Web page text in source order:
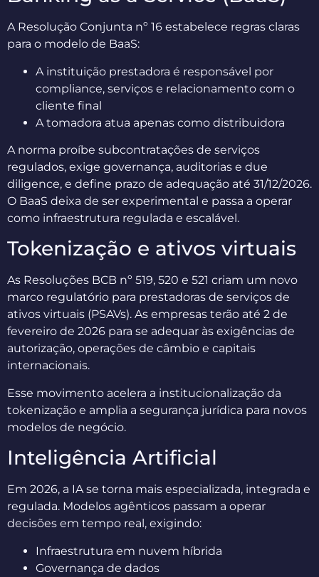
A Resolução Conjunta nº 16 estabelece regras claras
para o modelo de BaaS:
A instituição prestadora é responsável por
compliance, serviços e relacionamento com o
cliente final
A tomadora atua apenas como distribuidora
A norma proíbe subcontratações de serviços
regulados, exige governança, auditorias e due
diligence, e define prazo de adequação até 31/12/2026.
O BaaS deixa de ser experimental e passa a operar
como infraestrutura regulada e escalável.
Tokenização e ativos virtuais
As Resoluções BCB nº 519, 520 e 521 criam um novo
marco regulatório para prestadoras de serviços de
ativos virtuais (PSAVs). As empresas terão até 2 de
fevereiro de 2026 para se adequar às exigências de
autorização, operações de câmbio e capitais
internacionais.
Esse movimento acelera a institucionalização da
tokenização e amplia a segurança jurídica para novos
modelos de negócio.
Inteligência Artificial
Em 2026, a IA se torna mais especializada, integrada e
regulada. Modelos agênticos passam a operar
decisões em tempo real, exigindo:
Infraestrutura em nuvem híbrida
Governança de dados